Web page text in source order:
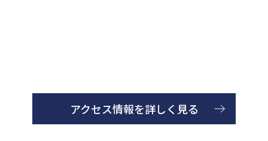
アクセス情報を詳しく見る